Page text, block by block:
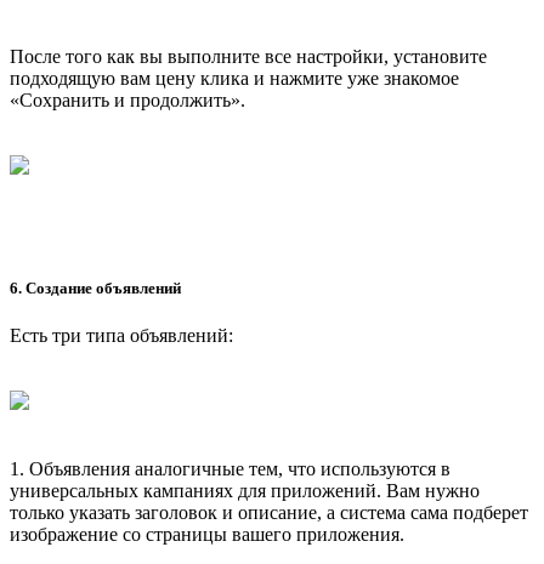
После того как вы выполните все настройки, установите
подходящую вам цену клика и нажмите уже знакомое
«Сохранить и продолжить».
6. Создание объявлений
Есть три типа объявлений:
1. Объявления аналогичные тем, что используются в
универсальных кампаниях для приложений. Вам нужно
только указать заголовок и описание, а система сама подберет
изображение со страницы вашего приложения.